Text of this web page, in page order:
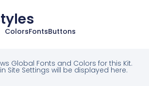
ColorsFontsButtons
Global Fonts and Colors for this Kit.
Site Settings will be displayed here.